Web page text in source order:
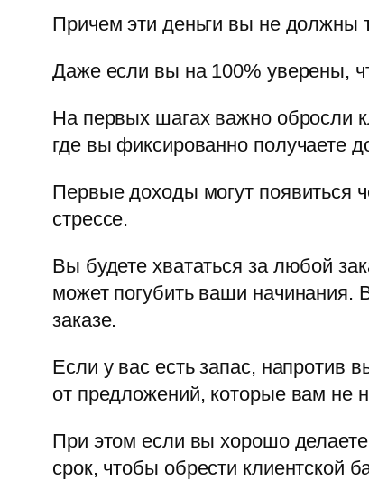
Причем эти деньги вы не должны
Даже если вы на 100% уверены,
На первых шагах важно обросли
где вы фиксированно получаете
Первые доходы могут появиться
стрессе.
Вы будете хвататься за любой
может погубить ваши начинания.
заказе.
Если у вас есть запас, напротив
от предложений, которые вам не
При этом если вы хорошо
срок, чтобы обрести клиентской